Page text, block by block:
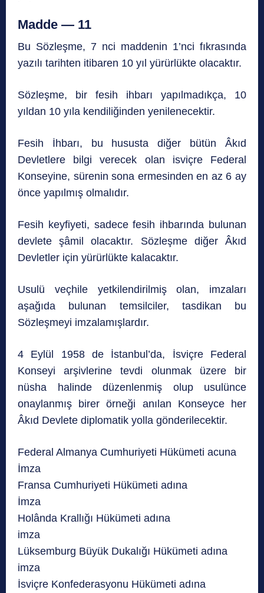
Madde — 11
Bu Sözleşme, 7 nci maddenin 1’nci fıkrasında
yazılı tarihten itibaren 10 yıl yürürlükte olacaktır.
Sözleşme, bir fesih ihbarı yapılmadıkça, 10
yıldan 10 yıla kendiliğinden yenilenecektir.
Fesih İhbarı, bu hususta diğer bütün Âkıd
Devletlere bilgi verecek olan isviçre Federal
Konseyine, sürenin sona ermesinden en az 6 ay
önce yapılmış olmalıdır.
Fesih keyfiyeti, sadece fesih ihbarında bulunan
devlete şâmil olacaktır. Sözleşme diğer Âkıd
Devletler için yürürlükte kalacaktır.
Usulü veçhile yetkilendirilmiş olan, imzaları
aşağıda bulunan temsilciler, tasdikan bu
Sözleşmeyi imzalamışlardır.
4 Eylül 1958 de İstanbul’da, İsviçre Federal
Konseyi arşivlerine tevdi olunmak üzere bir
nüsha halinde düzenlenmiş olup usulünce
onaylanmış birer örneği anılan Konseyce her
Âkıd Devlete diplomatik yolla gönderilecektir.
Federal Almanya Cumhuriyeti Hükümeti acuna
İmza
Fransa Cumhuriyeti Hükümeti adına
İmza
Holânda Krallığı Hükümeti adına
imza
Lüksemburg Büyük Dukalığı Hükümeti adına
imza
İsviçre Konfederasyonu Hükümeti adına